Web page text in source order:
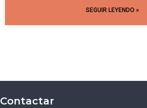
SEGUIR LEYENDO »
Contactar